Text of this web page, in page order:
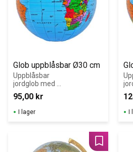
Glob uppblåsbar Ø30 cm
Uppblåsbar
jordglob med
politisk kartbild
som visar länder
i tydliga färger.
Den har
95,00 kr
I lager
i
Lägg till i